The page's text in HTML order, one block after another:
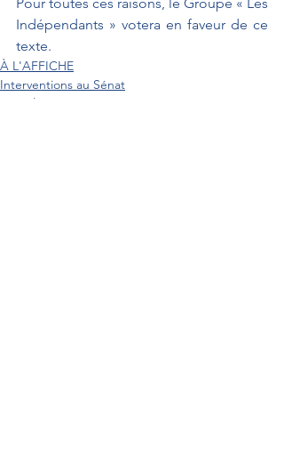
Indépendants » votera en faveur de ce
texte.
À L'AFFICHE
Interventions au Sénat
Actualités